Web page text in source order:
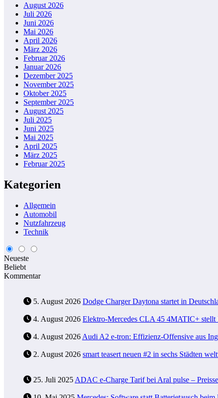
August 2026
Juli 2026
Juni 2026
Mai 2026
April 2026
März 2026
Februar 2026
Januar 2026
Dezember 2025
November 2025
Oktober 2025
September 2025
August 2025
Juli 2025
Juni 2025
Mai 2025
April 2025
März 2025
Februar 2025
Kategorien
Allgemein
Automobil
Nutzfahrzeug
Technik
Neueste
Beliebt
Kommentar
5. August 2026 Dodge Charger Daytona startet in
4. August 2026 Elektro-Mercedes CLA 45 4MATIC+ stellt
4. August 2026 Audi A2 e-tron: Effizienz-Offensive aus
2. August 2026 smart teasert neuen #2 in sechs Städten
25. Juli 2025 ADAC e-Charge Tarif bei Aral pulse –